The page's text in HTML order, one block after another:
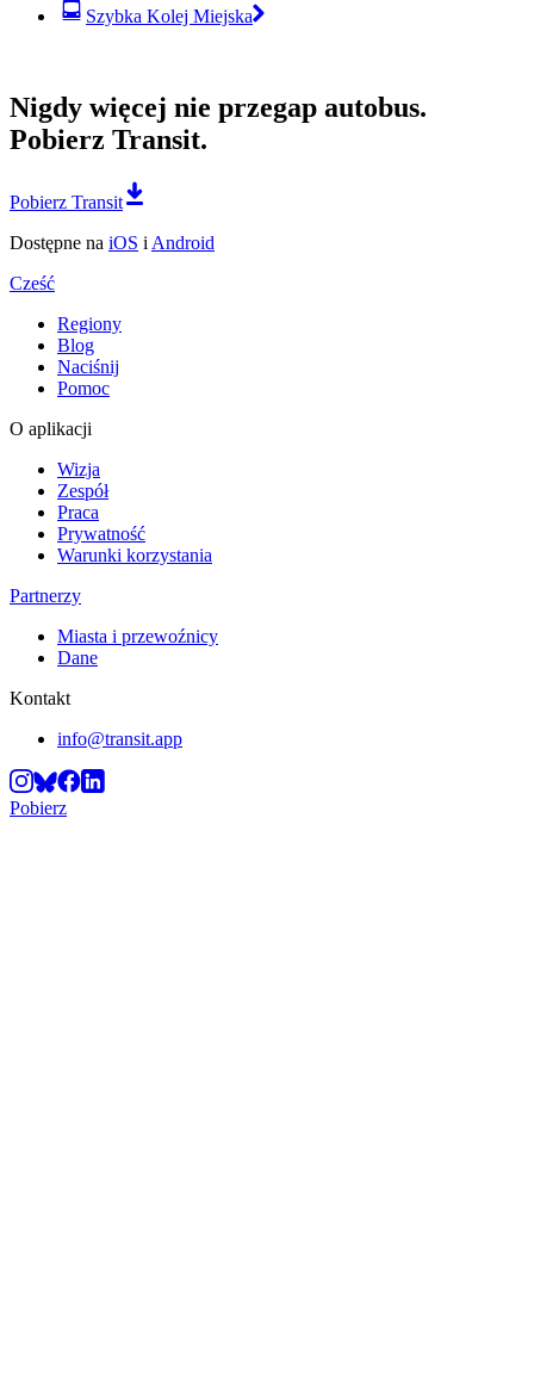
Szybka Kolej Miejska
Nigdy więcej nie przegap autobus.
Pobierz Transit.
Pobierz Transit
Dostępne na iOS i Android
Cześć
Regiony
Blog
Naciśnij
Pomoc
O aplikacji
Wizja
Zespół
Praca
Prywatność
Warunki korzystania
Partnerzy
Miasta i przewoźnicy
Dane
Kontakt
info@transit.app
Pobierz